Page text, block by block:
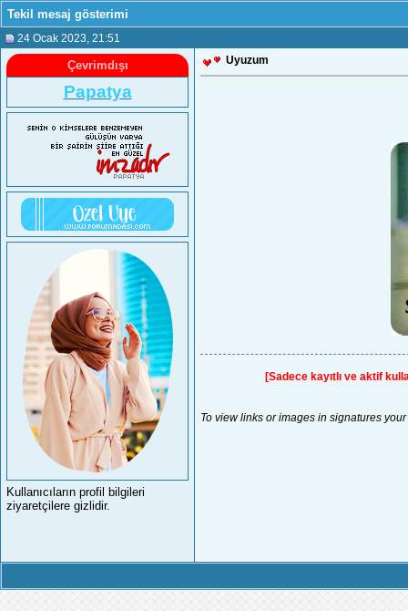
Tekil mesaj gösterimi
24 Ocak 2023 , 21:51
Çevrimdışı
Papatya
Kullanıcıların profil bilgileri
ziyaretçilere gizlidir.
Uyuzum
[Sadece kayıtlı ve aktif
To view links or images in signatures